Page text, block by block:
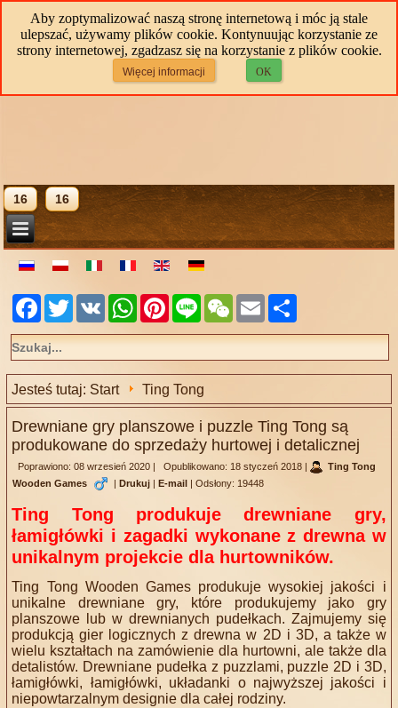
Aby zoptymalizować naszą stronę internetową i móc ją stale
ulepszać, używamy plików cookie. Kontynuując korzystanie ze
strony internetowej, zgadzasz się na korzystanie z plików cookie.
Więcej informacji OK
16 16
Facebook
TwitterVK WhatsApp
Pinterest
Line WeChatEmail
Jesteś tutaj: Start Ting Tong
Drewniane gry planszowe i puzzle Ting Tong są
produkowane do sprzedaży hurtowej i detalicznej
Poprawiono: 08 wrzesień 2020 | Opublikowano: 18 styczeń 2018 |
Ting Tong
Wooden Games
| Drukuj | E-mail | Odsłony: 19448
Ting Tong produkuje drewniane gry,
łamigłówki i zagadki wykonane z drewna w
unikalnym projekcie dla hurtowników.
Ting Tong Wooden Games produkuje wysokiej jakości i
unikalne drewniane gry, które produkujemy jako gry
planszowe lub w drewnianych pudełkach. Zajmujemy się
produkcją gier logicznych z drewna w 2D i 3D, a także w
wielu kształtach na zamówienie dla hurtowni, ale także dla
detalistów. Drewniane pudełka z puzzlami, puzzle 2D i 3D,
łamigłówki, łamigłówki, układanki o najwyższej jakości i
niepowtarzalnym designie dla całej rodziny.